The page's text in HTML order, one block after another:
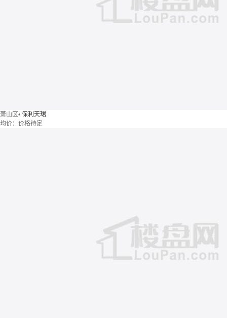
萧山区• 保利天珺
均价： 价格待定